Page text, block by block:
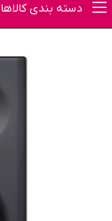
دسته بندی کالاها